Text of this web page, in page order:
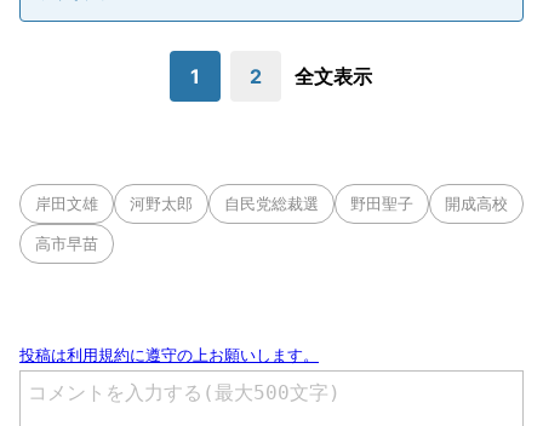
1 2 全文表示
岸田文雄 河野太郎 自民党総裁選 野田聖子 開成高校
高市早苗